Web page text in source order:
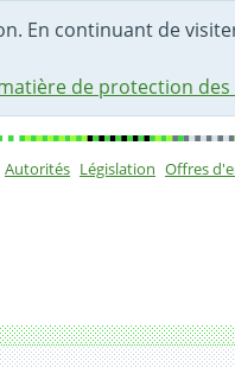
En continuant de
de protection des
Autorités Législation Offres